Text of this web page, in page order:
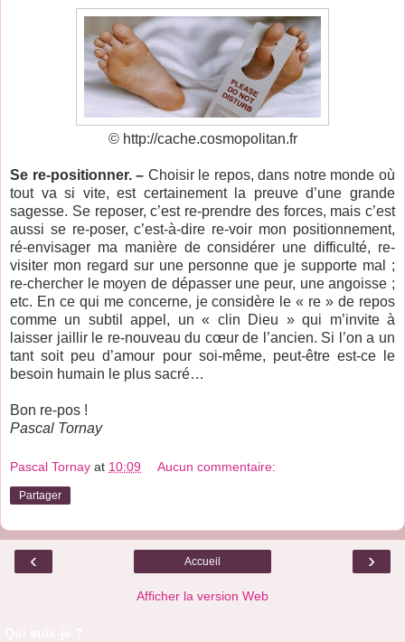
© http://cache.cosmopolitan.fr
Se re-positionner. – Choisir le repos, dans notre monde où
tout va si vite, est certainement la preuve d’une grande
sagesse. Se reposer, c’est re-prendre des forces, mais c’est
aussi se re-poser, c’est-à-dire re-voir mon positionnement,
ré-envisager ma manière de considérer une difficulté, re-
visiter mon regard sur une personne que je supporte mal ;
re-chercher le moyen de dépasser une peur, une angoisse ;
etc. En ce qui me concerne, je considère le « re » de repos
comme un subtil appel, un « clin Dieu » qui m’invite à
laisser jaillir le re-nouveau du cœur de l’ancien. Si l’on a un
tant soit peu d’amour pour soi-même, peut-être est-ce le
besoin humain le plus sacré…
Bon re-pos !
Pascal Tornay
Pascal Tornay at 10:09 Aucun commentaire:
Partager
‹ ›
Accueil
Afficher la version Web